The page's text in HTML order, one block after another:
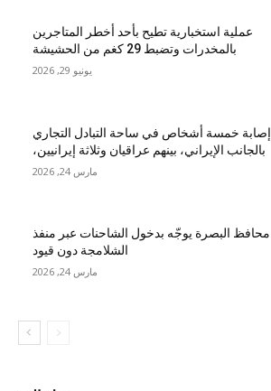
عملية استخبارية تطيح بأحد أخطر المتاجرين
بالمخدرات وتضبط 29 كغم من الحشيشة
يونيو 29, 2026
إصابة خمسة أشخاص في ساحة التبادل التجاري
بالجانب الإيراني، بينهم عراقيان وثلاثة إيرانيين،
مارس 24, 2026
محافظ البصرة يوجّه بدخول الشاحنات عبر منفذ
الشلامجة دون قيود
مارس 24, 2026